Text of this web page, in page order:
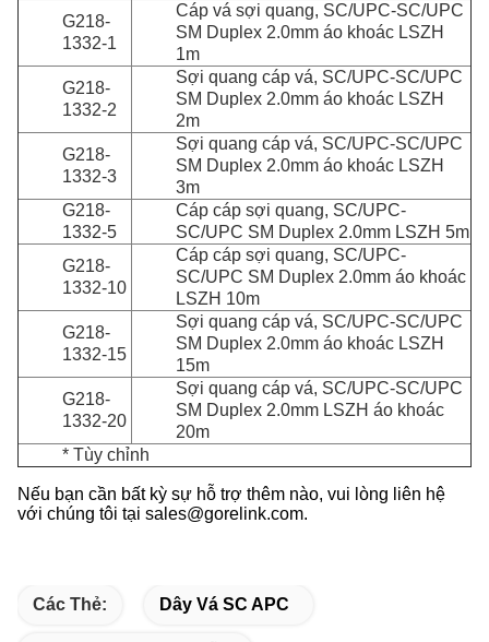
G218-
1332-1
Cáp vá sợi quang, SC/UPC-SC/UPC
SM Duplex 2.0mm áo khoác LSZH
1m
G218-
1332-2
Sợi quang cáp vá, SC/UPC-SC/UPC
SM Duplex 2.0mm áo khoác LSZH
2m
G218-
1332-3
Sợi quang cáp vá, SC/UPC-SC/UPC
SM Duplex 2.0mm áo khoác LSZH
3m
G218-
1332-5
Cáp cáp sợi quang, SC/UPC-
SC/UPC SM Duplex 2.0mm LSZH 5m
G218-
1332-10
Cáp cáp sợi quang, SC/UPC-
SC/UPC SM Duplex 2.0mm áo khoác
LSZH 10m
G218-
1332-15
Sợi quang cáp vá, SC/UPC-SC/UPC
SM Duplex 2.0mm áo khoác LSZH
15m
G218-
1332-20
Sợi quang cáp vá, SC/UPC-SC/UPC
SM Duplex 2.0mm LSZH áo khoác
20m
* Tùy chỉnh
Nếu bạn cần bất kỳ sự hỗ trợ thêm nào, vui lòng liên hệ
với chúng tôi tại sales@gorelink.com.
Các Thẻ: Dây Vá SC APC